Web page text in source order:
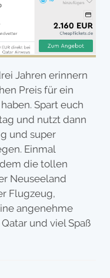
Jahren erinnern
Preis für ein
Spart euch
und nutzt dann
und super
Einmal
die tollen
Neuseeland
Flugzeug,
angenehme
und viel Spaß